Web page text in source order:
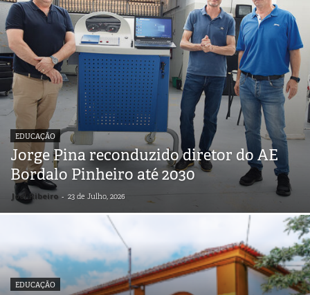
EDUCAÇÃO
Jorge Pina reconduzido diretor do AE
Bordalo Pinheiro até 2030
Joel Ribeiro - 23 de Julho, 2026
EDUCAÇÃO